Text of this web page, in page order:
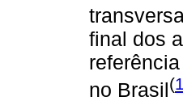
final dos
no Brasil(